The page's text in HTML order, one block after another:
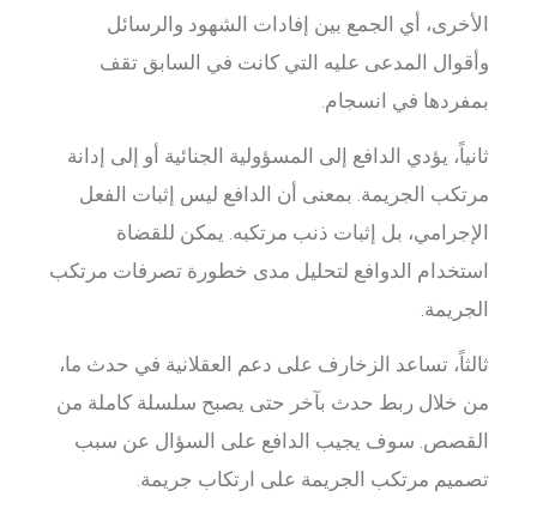
الأخرى، أي الجمع بين إفادات الشهود والرسائل
وأقوال المدعى عليه التي كانت في السابق تقف
بمفردها في انسجام.
ثانياً، يؤدي الدافع إلى المسؤولية الجنائية أو إلى إدانة
مرتكب الجريمة. بمعنى أن الدافع ليس إثبات الفعل
الإجرامي، بل إثبات ذنب مرتكبه. يمكن للقضاة
استخدام الدوافع لتحليل مدى خطورة تصرفات مرتكب
الجريمة.
ثالثاً، تساعد الزخارف على دعم العقلانية في حدث ما،
من خلال ربط حدث بآخر حتى يصبح سلسلة كاملة من
القصص. سوف يجيب الدافع على السؤال عن سبب
تصميم مرتكب الجريمة على ارتكاب جريمة.